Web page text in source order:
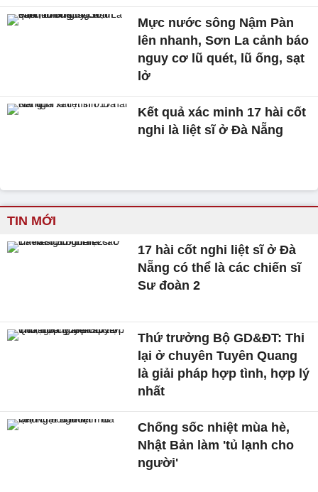
Mực nước sông Nậm Pàn
lên nhanh, Sơn La cảnh báo
nguy cơ lũ quét, lũ ống, sạt
lở
Kết quả xác minh 17 hài cốt
nghi là liệt sĩ ở Đà Nẵng
TIN MỚI
17 hài cốt nghi liệt sĩ ở Đà
Nẵng có thể là các chiến sĩ
Sư đoàn 2
Thứ trưởng Bộ GD&ĐT: Thi
lại ở chuyên Tuyên Quang
là giải pháp hợp tình, hợp lý
nhất
Chống sốc nhiệt mùa hè,
Nhật Bản làm 'tủ lạnh cho
người'